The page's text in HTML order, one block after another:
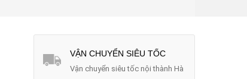
VẬN CHUYỂN SIÊU TỐC
Vận chuyển siêu tốc nội thành Hà